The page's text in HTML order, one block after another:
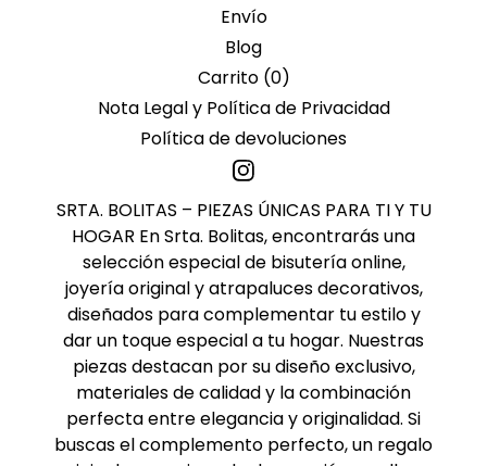
Envío
Blog
Carrito (0)
Nota Legal y Política de Privacidad
Política de devoluciones
SRTA. BOLITAS – PIEZAS ÚNICAS PARA TI Y TU
HOGAR En Srta. Bolitas, encontrarás una
selección especial de bisutería online,
joyería original y atrapaluces decorativos,
diseñados para complementar tu estilo y
dar un toque especial a tu hogar. Nuestras
piezas destacan por su diseño exclusivo,
materiales de calidad y la combinación
perfecta entre elegancia y originalidad. Si
buscas el complemento perfecto, un regalo